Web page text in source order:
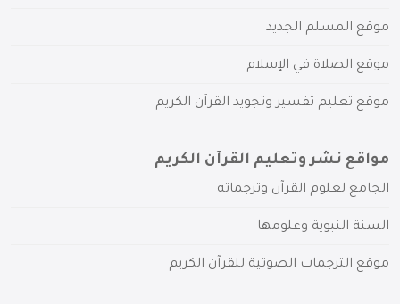
موقع المسلم الجديد
موقع الصلاة في الإسلام
موقع تعليم تفسير وتجويد القرآن الكريم
مواقع نشر وتعليم القرآن الكريم
الجامع لعلوم القرآن وترجماته
السنة النبوية وعلومها
موقع الترجمات الصوتية للقرآن الكريم